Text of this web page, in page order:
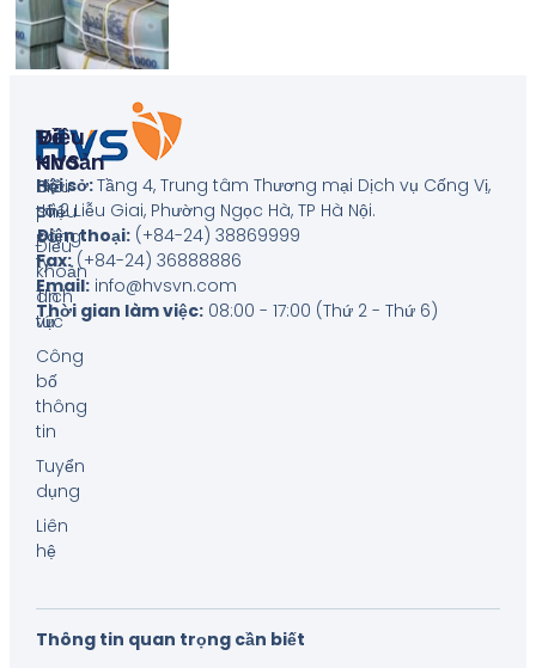
Hội sở:Tầng 4, Trung tâm Thương mại Dịch vụ Cống Vị,
số 2 Liễu Giai, Phường Ngọc Hà, TP Hà Nội.
Điện thoại:(+84-24) 38869999
Fax:(+84-24) 36888886
Email:info@hvsvn.com
Thời gian làm việc:08:00 - 17:00 (Thứ 2 - Thứ 6)
Về
HVS
Giới
thiệu
công
ty
Tin
tức
Công
bố
thông
tin
Tuyển
dụng
Liên
hệ
Điều
Khoản
Biểu
phí
Điều
khoản
dịch
vụ
Thông tin quan trọng cần biết